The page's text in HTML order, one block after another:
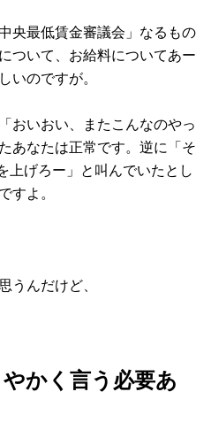
央最低賃金審議会」なるもの
ついて、お給料についてあー
いのですが。
おいおい、またこんなのやっ
あなたは正常です。逆に「そ
上げろー」と叫んでいたとし
すよ。
うんだけど、
かく言う必要あ